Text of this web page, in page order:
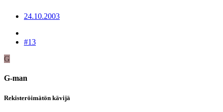
24.10.2003
#13
G
G-man
Rekisteröimätön kävijä